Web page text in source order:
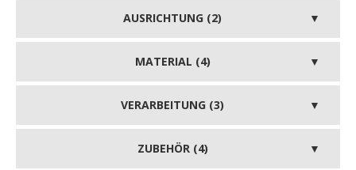
AUSRICHTUNG (2)
MATERIAL (4)
VERARBEITUNG (3)
ZUBEHÖR (4)